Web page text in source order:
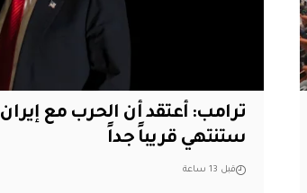
‏ترامب: أعتقد أن الحرب مع إيران
ستنتهي قريباً جداً
قبل 13 ساعة